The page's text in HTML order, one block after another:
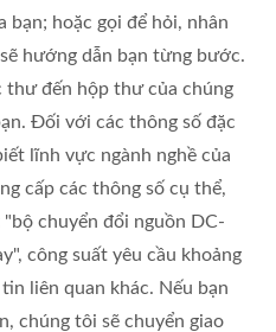
bạn; hoặc gọi để hỏi, nhân
hướng dẫn bạn từng bước.
thư đến hộp thư của chúng
Đối với các thông số đặc
lĩnh vực ngành nghề của
cấp các thông số cụ thể,
chuyển đổi nguồn DC-
công suất yêu cầu khoảng
liên quan khác. Nếu bạn
chúng tôi sẽ chuyển giao